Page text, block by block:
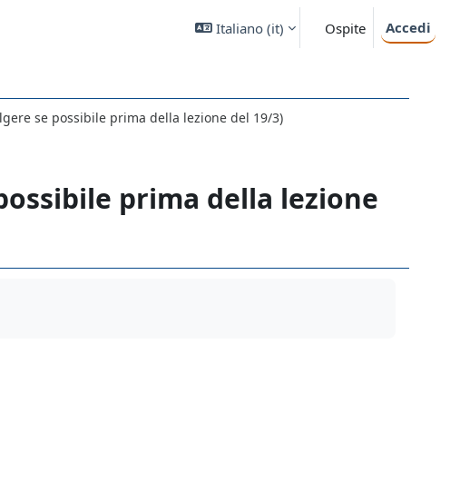
Italiano ‎(it)‎ Ospite Accedi
se possibile prima della lezione del 19/3)
prima della lezione